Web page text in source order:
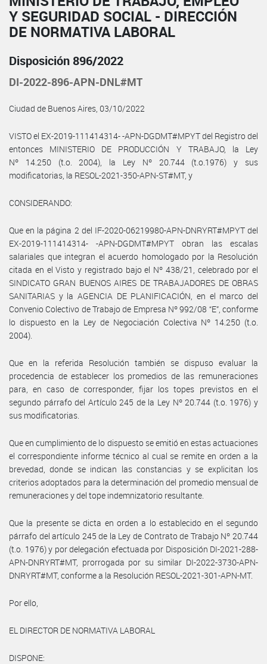
Y SEGURIDAD SOCIAL - DIRECCIÓN
DE NORMATIVA LABORAL
Disposición 896/2022
DI-2022-896-APN-DNL#MT
Ciudad de Buenos Aires, 03/10/2022
VISTO el EX-2019-111414314- -APN-DGDMT#MPYT del Registro del
entonces MINISTERIO DE PRODUCCIÓN Y TRABAJO, la Ley
Nº 14.250 (t.o. 2004), la Ley Nº 20.744 (t.o.1976) y sus
modificatorias, la RESOL-2021-350-APN-ST#MT, y
CONSIDERANDO:
Que en la página 2 del IF-2020-06219980-APN-DNRYRT#MPYT del
EX-2019-111414314- -APN-DGDMT#MPYT obran las escalas
salariales que integran el acuerdo homologado por la Resolución
citada en el Visto y registrado bajo el Nº 438/21, celebrado por el
SINDICATO GRAN BUENOS AIRES DE TRABAJADORES DE OBRAS
SANITARIAS y la AGENCIA DE PLANIFICACIÓN, en el marco del
Convenio Colectivo de Trabajo de Empresa Nº 992/08 “E”, conforme
lo dispuesto en la Ley de Negociación Colectiva Nº 14.250 (t.o.
2004).
Que en la referida Resolución también se dispuso evaluar la
procedencia de establecer los promedios de las remuneraciones
para, en caso de corresponder, fijar los topes previstos en el
segundo párrafo del Artículo 245 de la Ley Nº 20.744 (t.o. 1976) y
sus modificatorias.
Que en cumplimiento de lo dispuesto se emitió en estas actuaciones
el correspondiente informe técnico al cual se remite en orden a la
brevedad, donde se indican las constancias y se explicitan los
criterios adoptados para la determinación del promedio mensual de
remuneraciones y del tope indemnizatorio resultante.
Que la presente se dicta en orden a lo establecido en el segundo
párrafo del artículo 245 de la Ley de Contrato de Trabajo Nº 20.744
(t.o. 1976) y por delegación efectuada por Disposición DI-2021-288-
APN-DNRYRT#MT, prorrogada por su similar DI-2022-3730-APN-
DNRYRT#MT, conforme a la Resolución RESOL-2021-301-APN-MT.
Por ello,
EL DIRECTOR DE NORMATIVA LABORAL
DISPONE: